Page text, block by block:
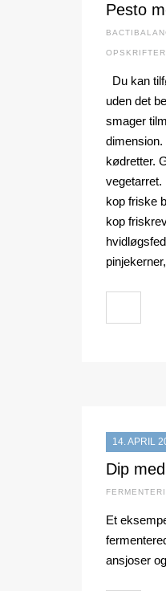
Pesto
OPSKRIFTER
Du kan
uden det
smager
dimension.
kødretter.
vegetarret.
kop friske
kop
14. APRIL
Dip
Et
ansjoser